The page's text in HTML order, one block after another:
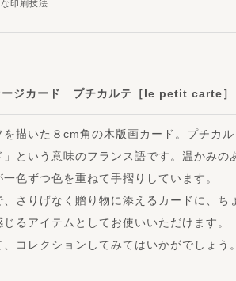
印刷技法
ージカード プチカルテ［le petit carte］
描いた８cm角の木版画カード。プチカル
という意味のフランス語です。温かみの
色ずつ色を重ねて手摺りしています。
さりげなく贈り物に添えるカードに、ち
るアイテムとしてお使いいただけます。
コレクションしてみてはいかがでしょう